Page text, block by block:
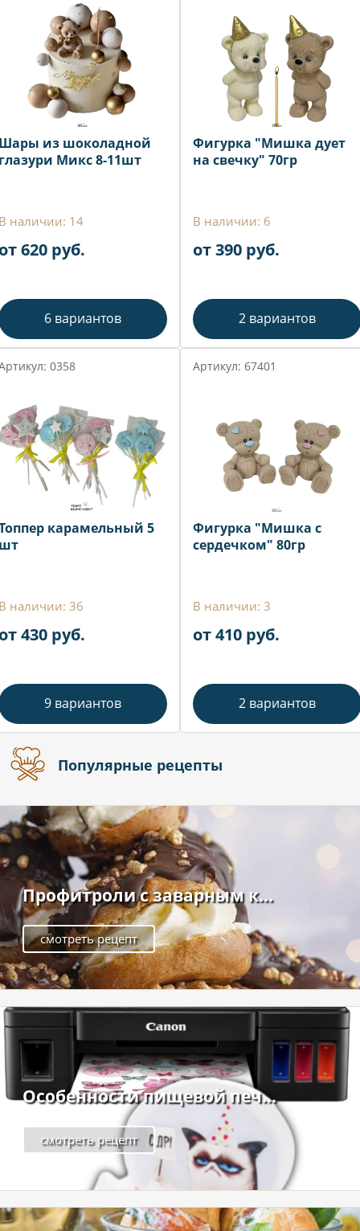
из шоколадной
Микс 8-11шт
наличии: 14
620 руб.
6 вариантов
Фигурка "Мишка дует
на свечку" 70гр
В наличии: 6
от 390 руб.
2 вариантов
0358
карамельный 5
наличии: 36
430 руб.
9 вариантов
Артикул: 67401
Фигурка "Мишка с
сердечком" 80гр
В наличии: 3
от 410 руб.
2 вариантов
Популярные рецепты
Профитроли с заварным к...
смотреть рецепт
Особенности пищевой печ...
смотреть рецепт